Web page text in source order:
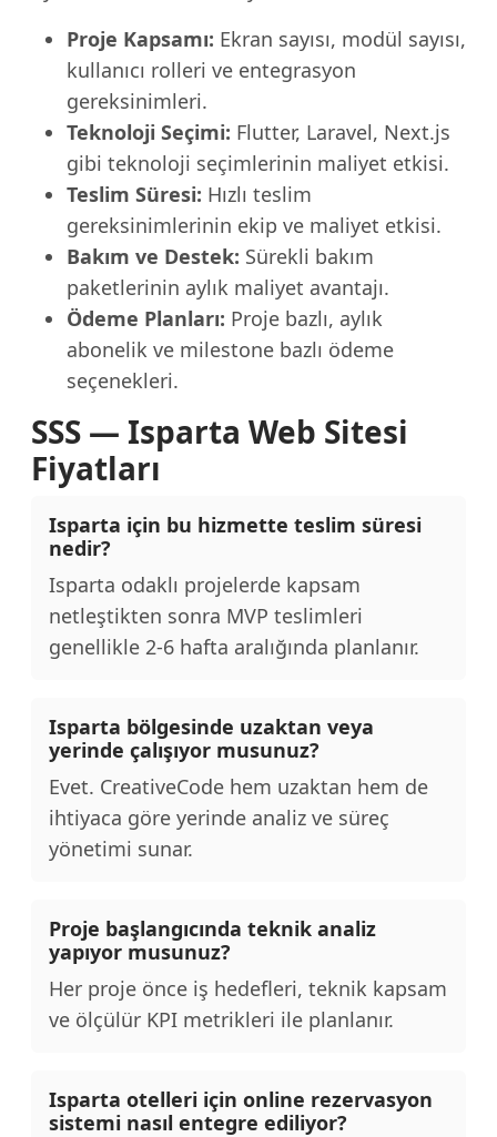
Proje Kapsamı: Ekran sayısı, modül sayısı,
kullanıcı rolleri ve entegrasyon
gereksinimleri.
Teknoloji Seçimi: Flutter, Laravel, Next.js
gibi teknoloji seçimlerinin maliyet etkisi.
Teslim Süresi: Hızlı teslim
gereksinimlerinin ekip ve maliyet etkisi.
Bakım ve Destek: Sürekli bakım
paketlerinin aylık maliyet avantajı.
Ödeme Planları: Proje bazlı, aylık
abonelik ve milestone bazlı ödeme
seçenekleri.
SSS — Isparta Web Sitesi
Fiyatları
Isparta için bu hizmette teslim süresi
nedir?
Isparta odaklı projelerde kapsam
netleştikten sonra MVP teslimleri
genellikle 2-6 hafta aralığında planlanır.
Isparta bölgesinde uzaktan veya
yerinde çalışıyor musunuz?
Evet. CreativeCode hem uzaktan hem de
ihtiyaca göre yerinde analiz ve süreç
yönetimi sunar.
Proje başlangıcında teknik analiz
yapıyor musunuz?
Her proje önce iş hedefleri, teknik kapsam
ve ölçülür KPI metrikleri ile planlanır.
Isparta otelleri için online rezervasyon
sistemi nasıl entegre ediliyor?